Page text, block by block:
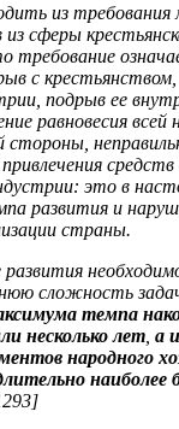
из требования
из сферы
требование
с
подрыв ее
равновесия всей
стороны,
средств
это в
развития и
страны.
сложность
темпа
несколько лет а
народного